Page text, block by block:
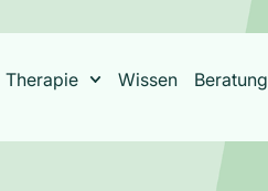
Therapie Wissen Beratung